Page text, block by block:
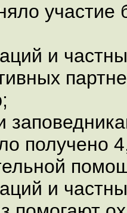
участие
и
получено
и